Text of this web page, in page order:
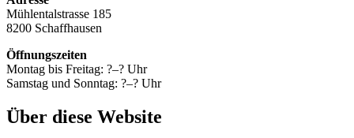
Mühlentalstrasse 185
8200 Schaffhausen
Öffnungszeiten
Montag bis Freitag: ?–? Uhr
Samstag und Sonntag: ?–? Uhr
Über diese Website